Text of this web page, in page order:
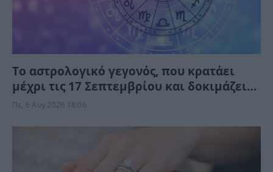
Tο αστρολογικό γεγονός, που κρατάει
μέχρι τις 17 Σεπτεμβρίου και δοκιμάζει
αξίες, πορτοφόλι και φέρνει στην
Πε, 6 Αυγ 2026 18:06